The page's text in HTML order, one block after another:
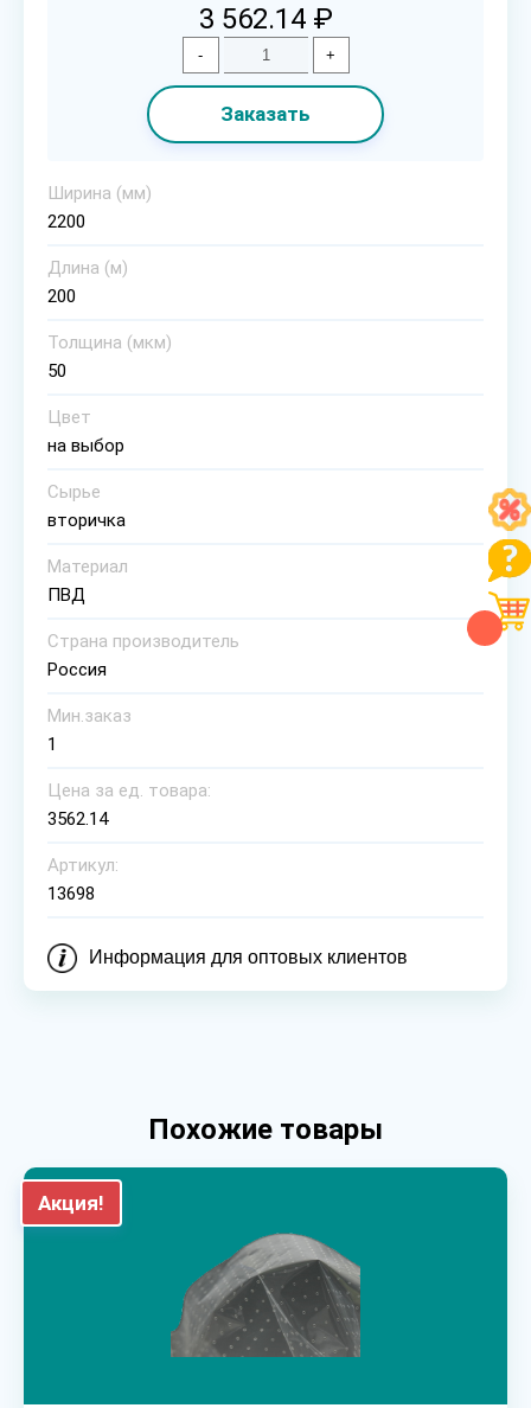
3 562.14 ₽
- +
Заказать
Ширина (мм)
2200
Длина (м)
200
Толщина (мкм)
50
Цвет
на выбор
Сырье
вторичка
Материал
ПВД
Страна производитель
Россия
Мин.заказ
1
Цена за ед. товара:
3562.14
Артикул:
13698
Информация для оптовых клиентов
Похожие товары
Акция!